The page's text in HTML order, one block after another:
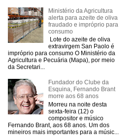
Ministério da Agricultura
alerta para azeite de oliva
fraudado e impróprio para
consumo
Lote do azeite de oliva
extravirgem San Paolo é
impróprio para consumo O Ministério da
Agricultura e Pecuária (Mapa), por meio
da Secretari...
Fundador do Clube da
Esquina, Fernando Brant
morre aos 68 anos
Morreu na noite desta
sexta-feira (12) o
compositor e músico
Fernando Brant, aos 68 anos. Um dos
mineiros mais importantes para a músic...